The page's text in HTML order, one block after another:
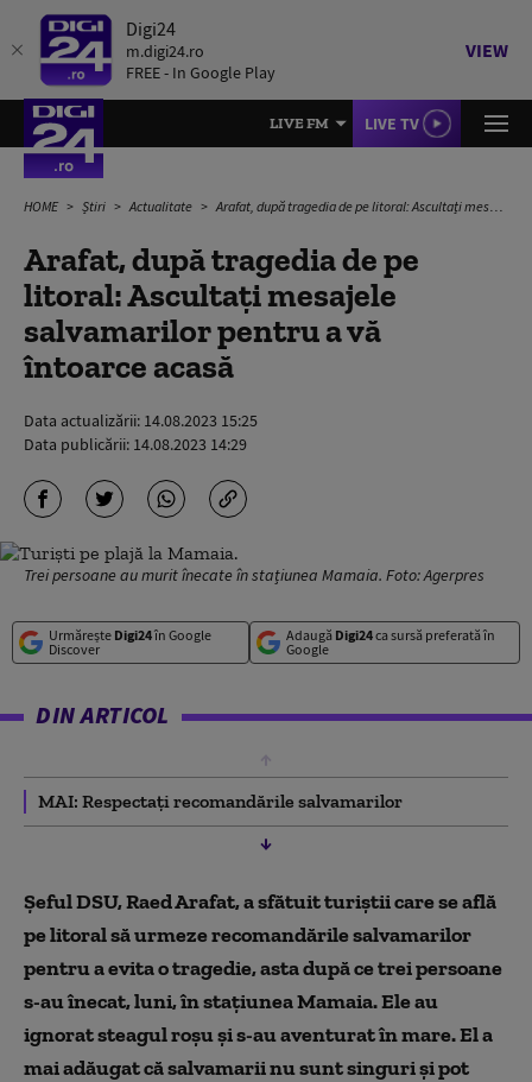
Digi24
m.digi24.ro
FREE - In Google Play
VIEW
LIVE FM LIVE TV
HOME Știri Actualitate Arafat, după tragedia de pe litoral: Ascultați mesajele salvamarilor pentru a vă întoarce acasă
Arafat, după tragedia de pe
litoral: Ascultați mesajele
salvamarilor pentru a vă
întoarce acasă
Data actualizării: 14.08.2023 15:25
Data publicării: 14.08.2023 14:29
Trei persoane au murit înecate în stațiunea Mamaia. Foto: Agerpres
Urmărește Digi24în Google
Discover
Adaugă Digi24ca sursă preferată în
Google
DIN ARTICOL
MAI: Respectați recomandările salvamarilor
Șeful DSU, Raed Arafat, a sfătuit turiștii care se află
pe litoral să urmeze recomandările salvamarilor
pentru a evita o tragedie, asta după ce trei persoane
s-au înecat, luni, în stațiunea Mamaia. Ele au
ignorat steagul roșu și s-au aventurat în mare. El a
mai adăugat că salvamarii nu sunt singuri și pot